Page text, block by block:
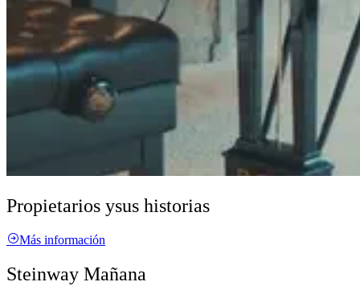
Propietarios ysus historias
Más información
Steinway Mañana